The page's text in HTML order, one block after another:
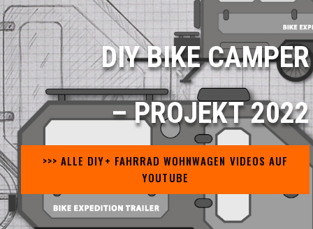
DIY BIKE CAMPER
– PROJEKT 2022
>>> ALLE DIY+ FAHRRAD WOHNWAGEN VIDEOS AUF
YOUTUBE